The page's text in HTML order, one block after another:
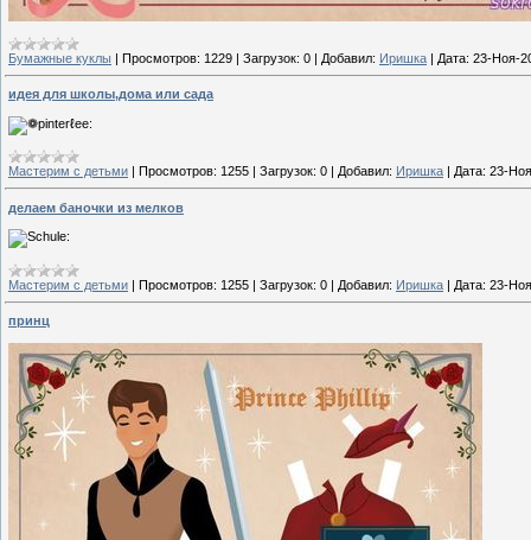
Бумажные куклы | Просмотров: 1229 | Загрузок: 0 | Добавил: Иришка | Дата: 23-Ноя-
идея для школы,дома или сада
Мастерим с детьми Просмотров: 1255 Загрузок: 0 Добавил: Иришка Дата: 23-
делаем баночки из мелков
Мастерим с детьми | Просмотров: 1255 | Загрузок: 0 | Добавил: Иришка | Дата: 23-
принц